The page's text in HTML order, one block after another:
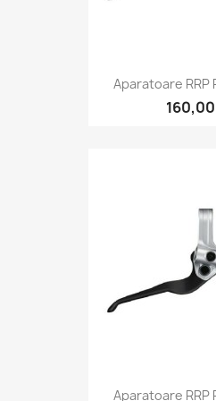
Aparatoare RRP
Aparatoare RRP